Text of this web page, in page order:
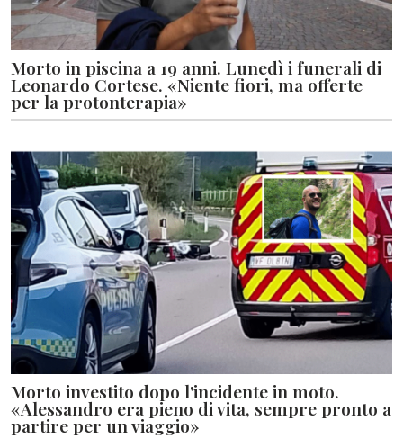
Morto in piscina a 19 anni. Lunedì i funerali di
Leonardo Cortese. «Niente fiori, ma offerte
per la protonterapia»
Morto investito dopo l'incidente in moto.
«Alessandro era pieno di vita, sempre pronto a
partire per un viaggio»